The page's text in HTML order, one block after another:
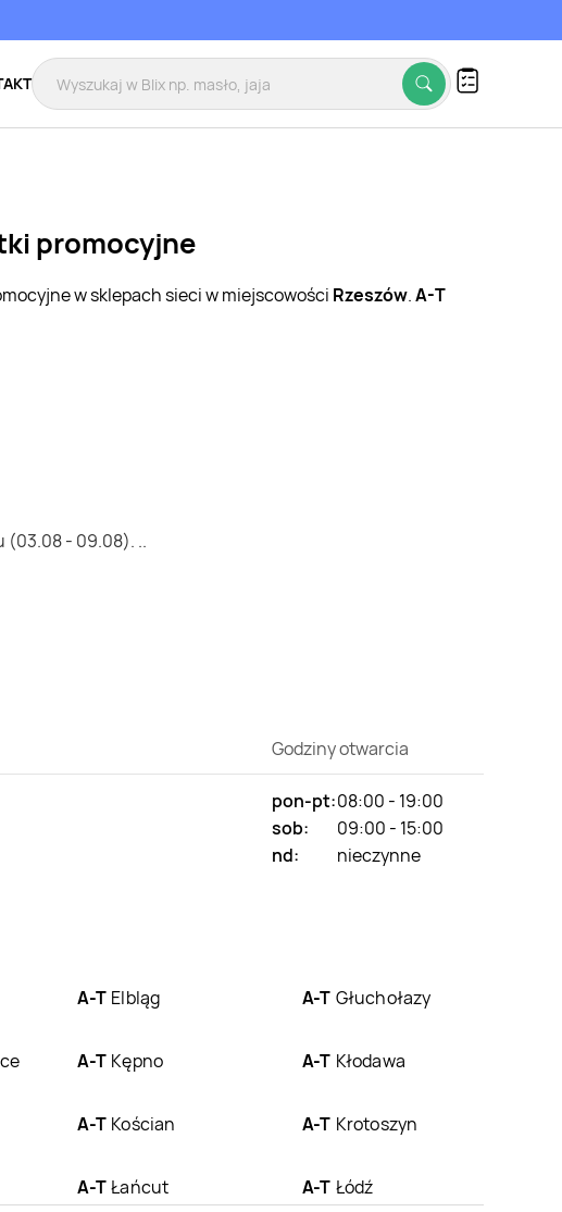
promocyjne
w sklepach sieci w miejscowości Rzeszów.A-T
(03.08 - 09.08). ..
Godziny otwarcia
pon-pt:08:00 - 19:00
sob:
09:00 - 15:00
nd:
nieczynne
A-T Elbląg A-T Głuchołazy
A-T Kępno A-T Kłodawa
A-T Kościan A-T Krotoszyn
A-TŁańcut A-T Łódź